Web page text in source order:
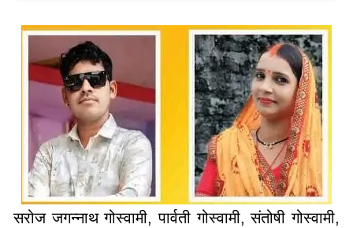
सरोज जगन्नाथ गोस्वामी, पार्वती गोस्वामी, संतोषी गोस्वामी,